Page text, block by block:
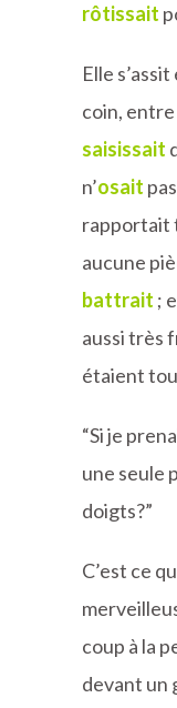
rôtissait
Elle s’assit
coin,
saisissait
n’osait
rapportait
aucune
battrait ;
aussi très
étaient
“Si je
une seule
doigts?”
C’est ce
coup à la
devant un